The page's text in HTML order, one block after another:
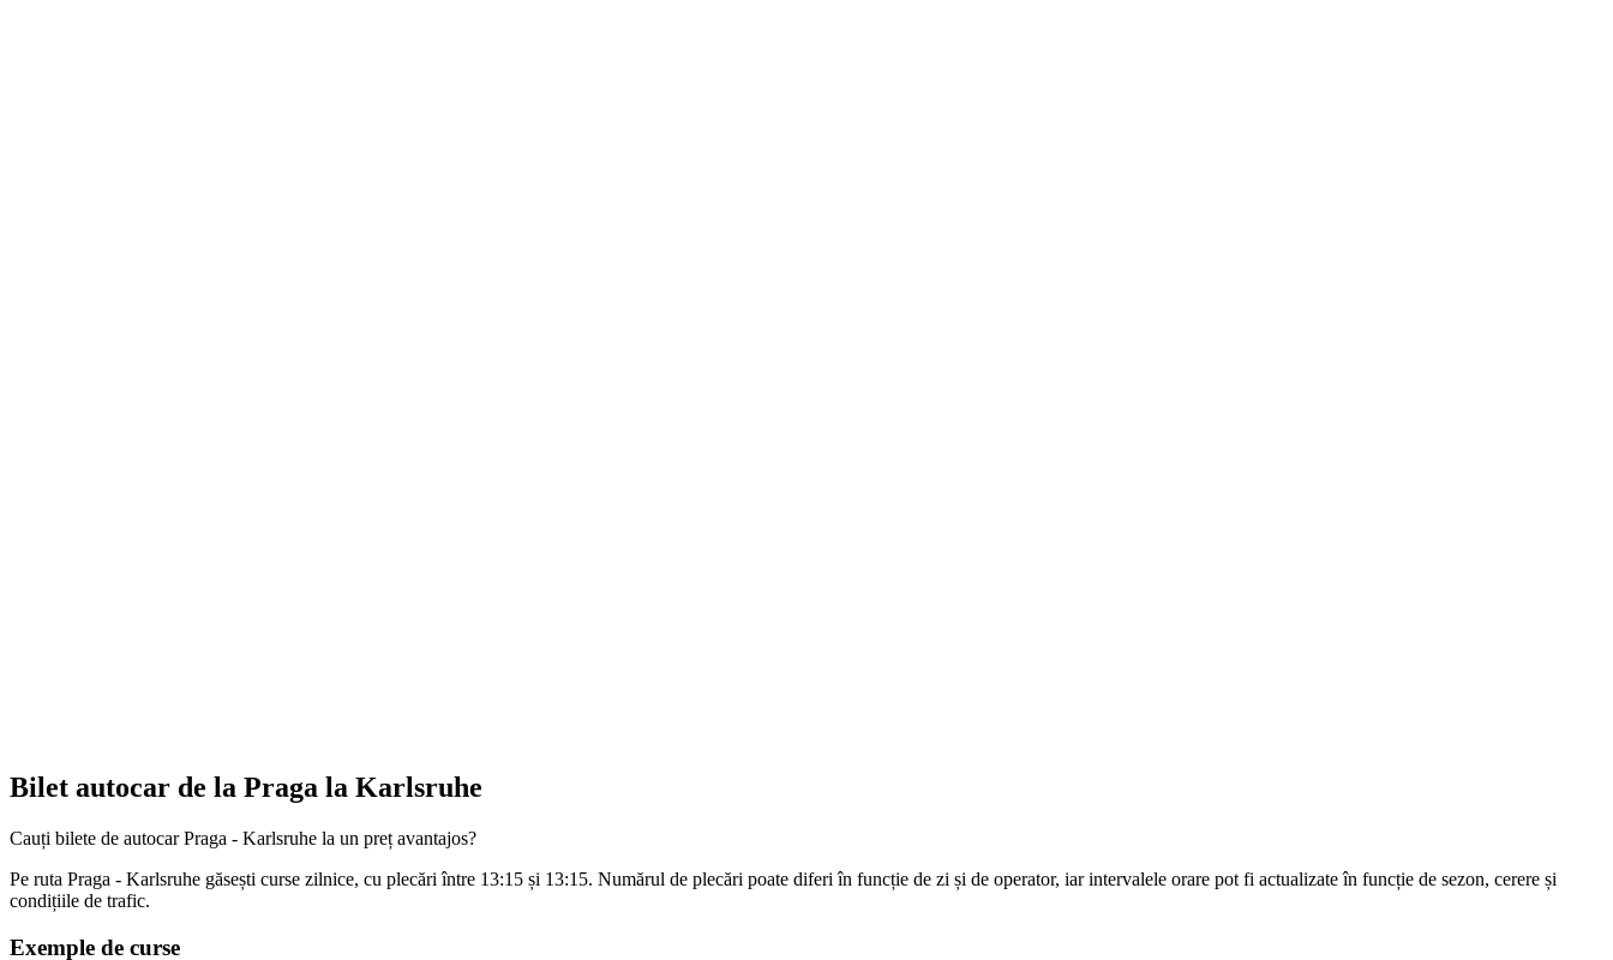
Bilet autocar de la Praga la Karlsruhe
Cauți bilete de autocar Praga - Karlsruhe la un preț avantajos?
Pe ruta Praga - Karlsruhe găsești curse zilnice, cu plecări între 13:15 și 13:15. Numărul de plecări poate diferi în funcție de zi și de operator, iar intervalele orare pot fi actualizate în funcție de sezon, cerere și
condițiile de trafic.
Exemple de curse